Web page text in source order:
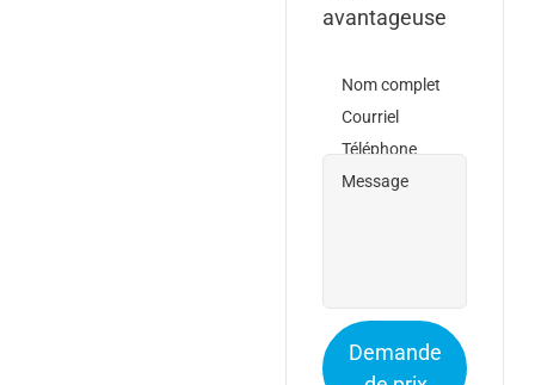
avantageuse
Nom complet
Courriel
Téléphone
Message